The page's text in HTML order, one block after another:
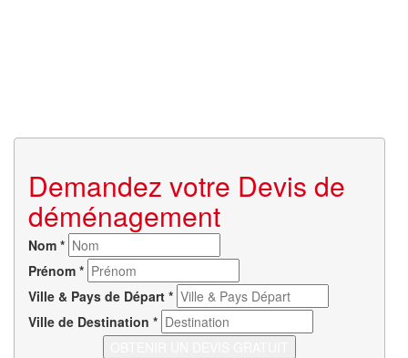
Demandez votre Devis de
déménagement
Nom *
Prénom *
Ville & Pays de Départ *
Ville de Destination *